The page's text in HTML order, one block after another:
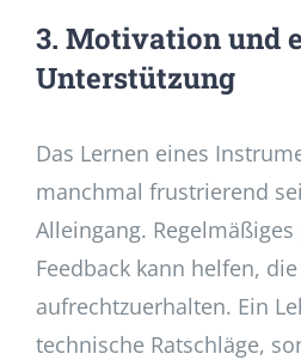
3. Motivation und
Unterstützung
Das Lernen eines
manchmal frustrierend
Alleingang.
Feedback kann helfen,
aufrechtzuerhalten. Ein
technische Ratschläge,